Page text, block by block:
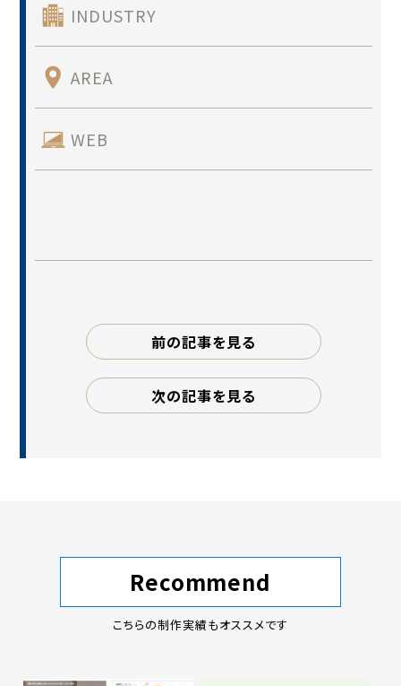
INDUSTRY
AREA
WEB
前の記事を見る
次の記事を見る
Recommend
こちらの制作実績もオススメです